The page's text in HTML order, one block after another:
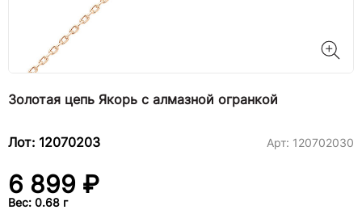
Золотая цепь Якорь с алмазной огранкой
Лот: 12070203 Арт: 120702030
6 899 ₽
Вес: 0.68 г